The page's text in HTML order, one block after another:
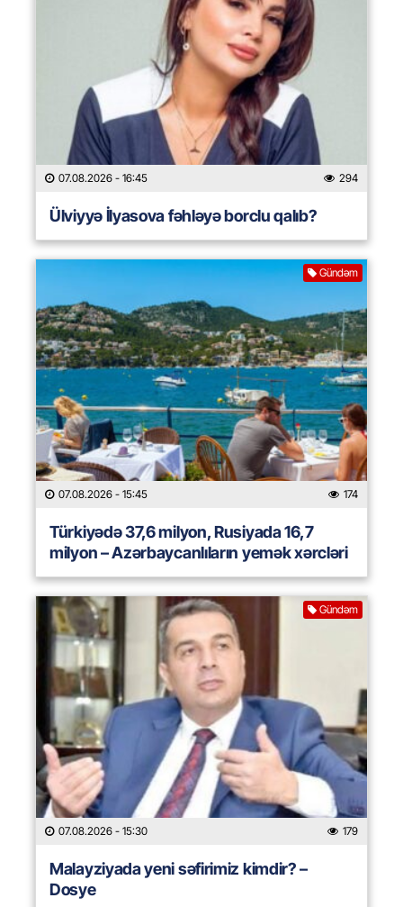
07.08.2026 - 16:45 294
Ülviyyə İlyasova fəhləyə borclu qalıb?
Gündəm
07.08.2026 - 15:45 174
Türkiyədə 37,6 milyon, Rusiyada 16,7
milyon – Azərbaycanlıların yemək xərcləri
Gündəm
07.08.2026 - 15:30 179
Malayziyada yeni səfirimiz kimdir? –
Dosye